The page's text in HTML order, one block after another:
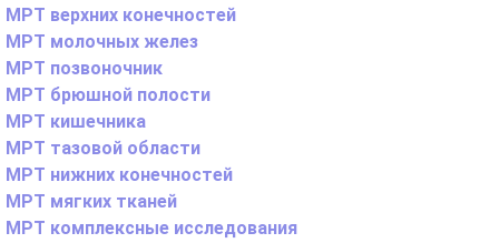
МРТ верхних конечностей
МРТ молочных желез
МРТ позвоночник
МРТ брюшной полости
МРТ кишечника
МРТ тазовой области
МРТ нижних конечностей
МРТ мягких тканей
МРТ комплексные исследования